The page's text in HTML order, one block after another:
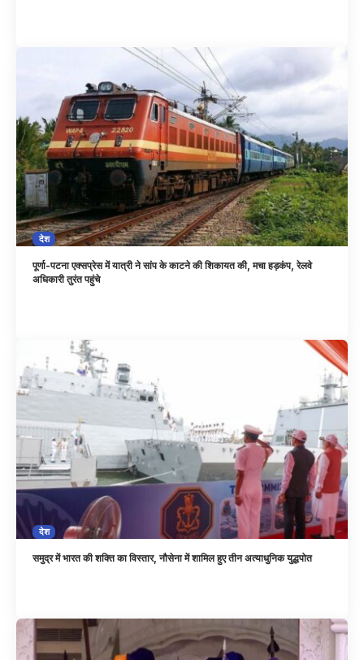
देश
पूर्णा-पटना एक्सप्रेस में यात्री ने सांप के काटने की शिकायत की, मचा हड़कंप, रेलवे
अधिकारी तुरंत पहुंचे
देश
समुद्र में भारत की शक्ति का विस्तार, नौसेना में शामिल हुए तीन अत्याधुनिक युद्धपोत